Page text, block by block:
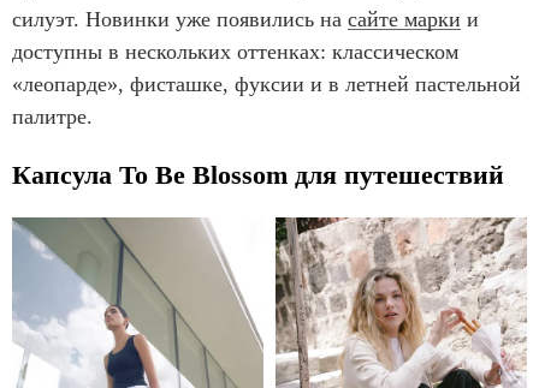
силуэт. Новинки уже появились на сайте марки и
доступны в нескольких оттенках: классическом
«леопарде», фисташке, фуксии и в летней пастельной
палитре.
Капсула To Be Blossom для путешествий